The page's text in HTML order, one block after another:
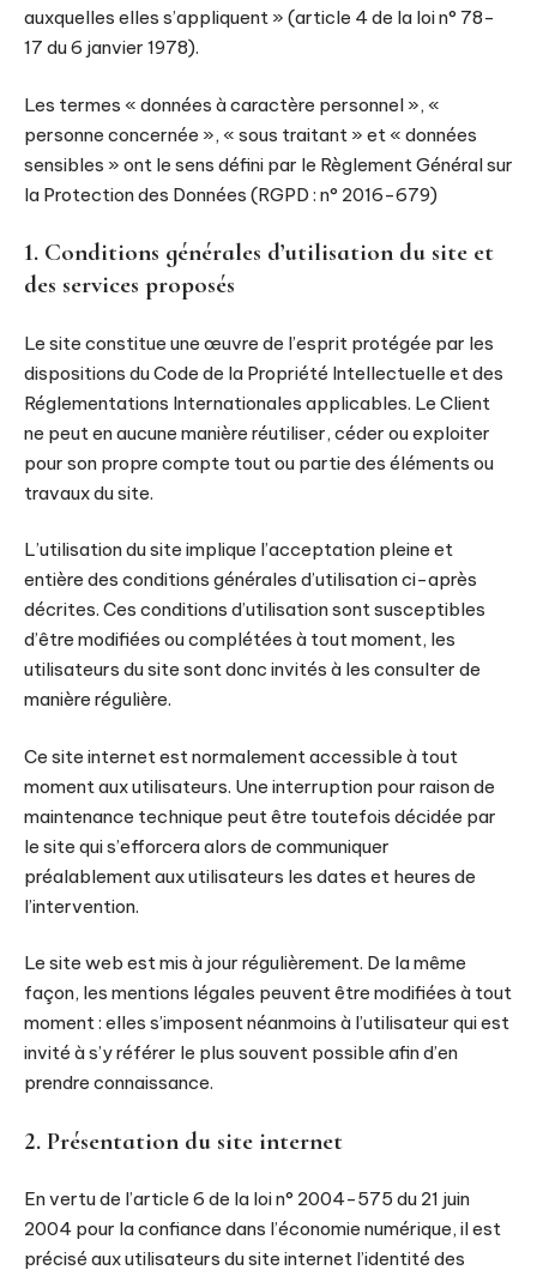
auxquelles elles s’appliquent » (article 4 de la loi n° 78-
17 du 6 janvier 1978).
Les termes « données à caractère personnel », «
personne concernée », « sous traitant » et « données
sensibles » ont le sens défini par le Règlement Général sur
la Protection des Données (RGPD : n° 2016-679)
1. Conditions générales d’utilisation du site et
des services proposés
Le site constitue une œuvre de l’esprit protégée par les
dispositions du Code de la Propriété Intellectuelle et des
Réglementations Internationales applicables. Le Client
ne peut en aucune manière réutiliser, céder ou exploiter
pour son propre compte tout ou partie des éléments ou
travaux du site.
L’utilisation du site implique l’acceptation pleine et
entière des conditions générales d’utilisation ci-après
décrites. Ces conditions d’utilisation sont susceptibles
d’être modifiées ou complétées à tout moment, les
utilisateurs du site sont donc invités à les consulter de
manière régulière.
Ce site internet est normalement accessible à tout
moment aux utilisateurs. Une interruption pour raison de
maintenance technique peut être toutefois décidée par
le site qui s’efforcera alors de communiquer
préalablement aux utilisateurs les dates et heures de
l’intervention.
Le site web est mis à jour régulièrement. De la même
façon, les mentions légales peuvent être modifiées à tout
moment : elles s’imposent néanmoins à l’utilisateur qui est
invité à s’y référer le plus souvent possible afin d’en
prendre connaissance.
2. Présentation du site internet
En vertu de l’article 6 de la loi n° 2004-575 du 21 juin
2004 pour la confiance dans l’économie numérique, il est
précisé aux utilisateurs du site internet l’identité des